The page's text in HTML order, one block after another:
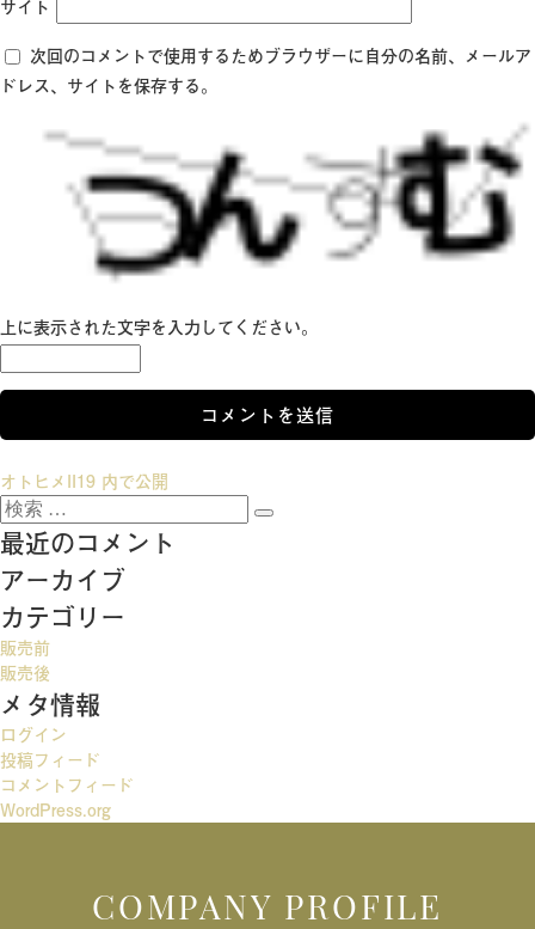
サイト
次回のコメントで使用するためブラウザーに自分の名前、メールア
ドレス、サイトを保存する。
上に表示された文字を入力してください。
投
稿
ナ
ビ
ゲ
ー
シ
ョ
ン
オトヒメII19 内で公開
検
索:
検
最近のコメント
アーカイブ
カテゴリー
販売前
販売後
メタ情報
ログイン
投稿フィード
コメントフィード
WordPress.org
COMPANY PROFILE